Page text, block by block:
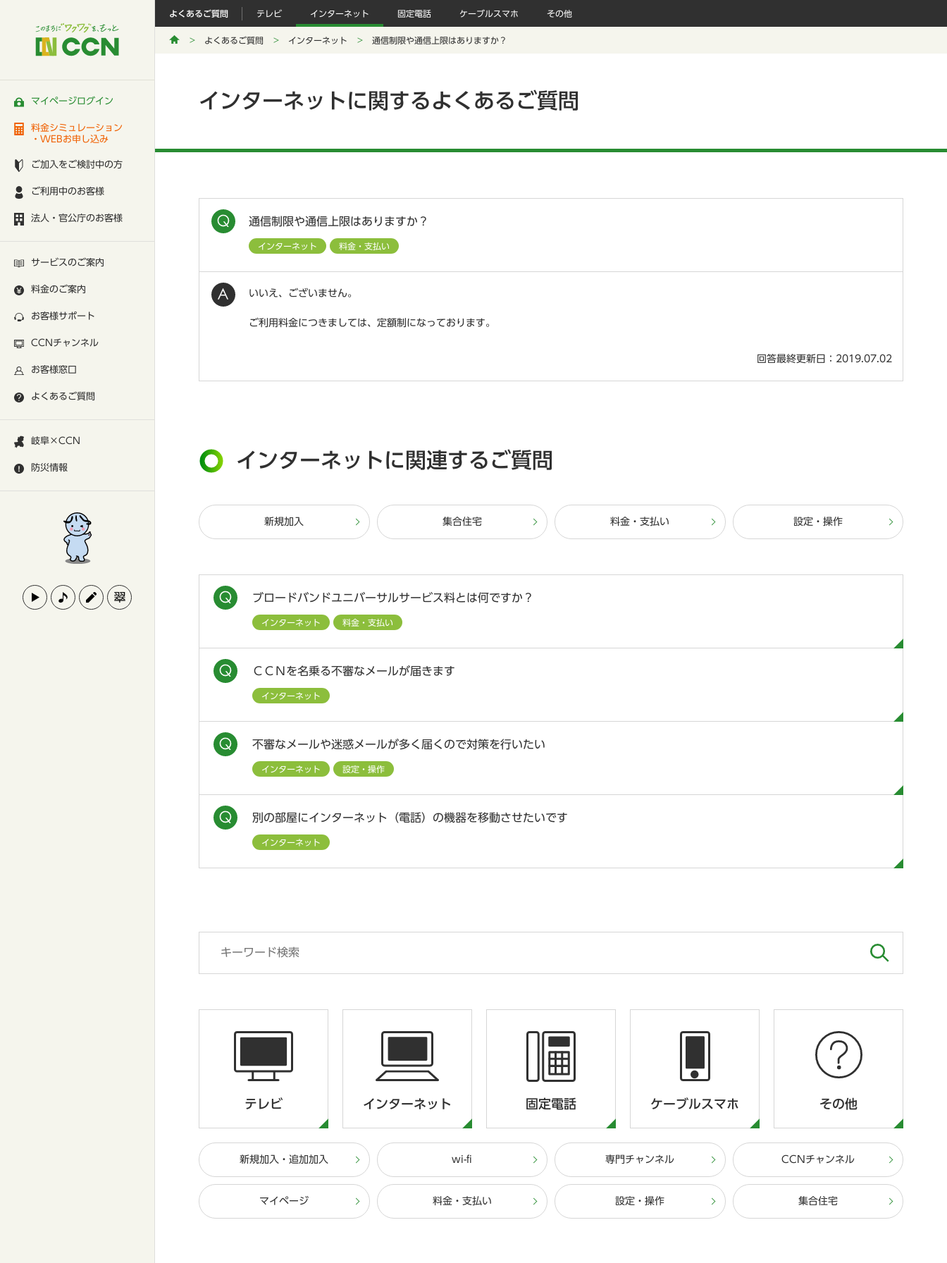
マイページログイン
料金シミュレーション
・WEBお申し込み
ご加入をご検討中の方
ご利用中のお客様
法人・官公庁のお客様
サービスのご案内
料金のご案内
お客様サポート
CCNチャンネル
お客様窓口
よくあるご質問
岐阜×CCN
防災情報
よくあるご質問 テレビ インターネット 固定電話 ケーブルスマホ その他
よくあるご質問 インターネット 通信制限や通信上限はありますか？
インターネットに関するよくあるご質問
通信制限や通信上限はありますか？
インターネット 料金・支払い
いいえ、ございません。
ご利用料金につきましては、定額制になっております。
回答最終更新日：2019.07.02
インターネットに関連するご質問
新規加入 集合住宅 料金・支払い 設定・操作
ブロードバンドユニバーサルサービス料とは何ですか？
インターネット 料金・支払い
ＣＣＮを名乗る不審なメールが届きます
インターネット
不審なメールや迷惑メールが多く届くので対策を行いたい
インターネット 設定・操作
別の部屋にインターネット（電話）の機器を移動させたいです
インターネット
テレビ インターネット 固定電話 ケーブルスマホ その他
新規加入・追加加入 wi-fi 専門チャンネル CCNチャンネル
マイページ 料金・支払い 設定・操作 集合住宅